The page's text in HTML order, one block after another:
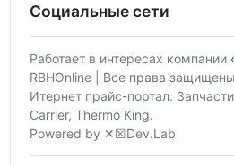
Социальные сети
Работает в интересах компании
RBHOnline | Все права
Итернет прайс-портал.
Carrier, Thermo King.
Powered by ✕☒Dev.Lab